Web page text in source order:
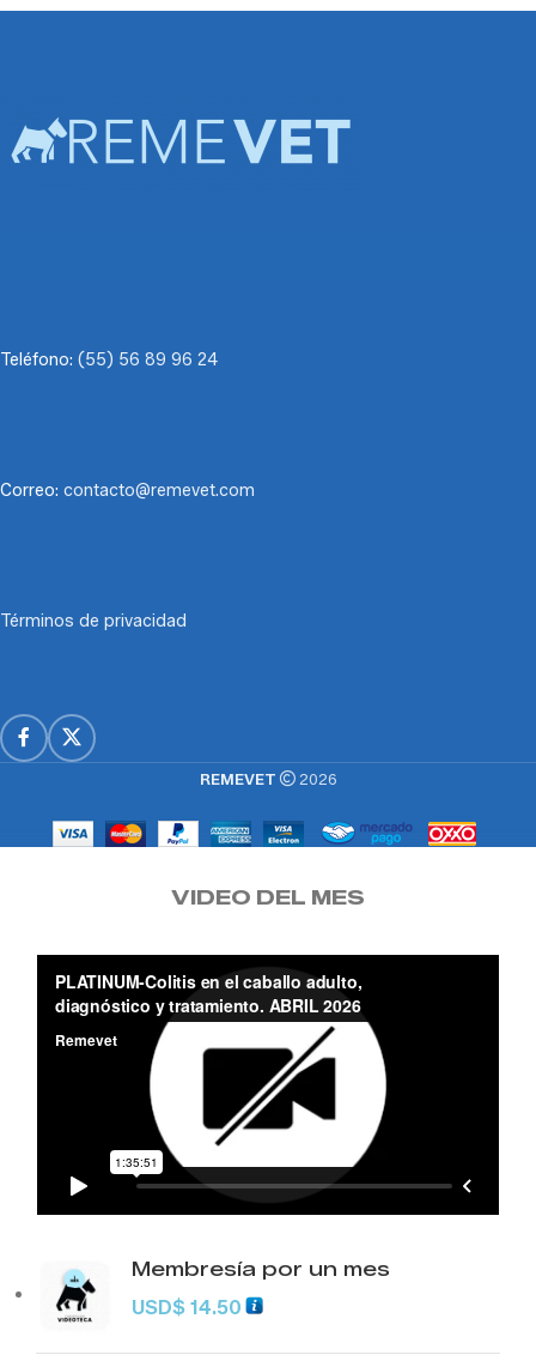
Teléfono: (55) 56 89 96 24
Correo: contacto@remevet.com
Términos de privacidad
REMEVET 2026
VIDEO DEL MES
Membresía por un mes
USD$ 14.50